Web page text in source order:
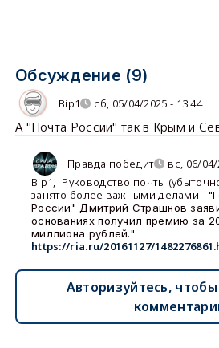
Обсуждение (9)
Bip1 сб, 05/04/2025 - 13:44
А "Почта России" так в Крым и
Правда победит
вс, 06/
Bip1, Руководство почты
занято более важными делами -
России" Дмитрий Страшнов
основаниях получил премию за
миллиона рублей."
https://ria.ru/20161127/
Авторизуйтесь, чтобы